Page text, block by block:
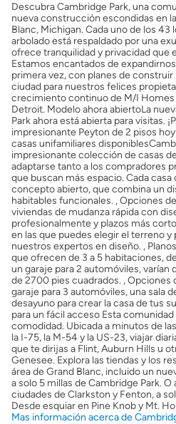
Descubra Cambridge Park, una
nueva construcción escondidas en
Blanc, Michigan. Cada uno de los
arbolado está respaldado por una
ofrece tranquilidad y privacidad que
Estamos encantados de
primera vez, con planes de construir
ciudad para nuestros felices
crecimiento continuo de M/I Homes
Detroit. Modelo ahora abiertoLa
Park ahora está abierta para visitas.
impresionante Peyton de 2 pisos
casas unifamiliares
impresionante colección de casas
adaptarse tanto a los compradores
que buscan más espacio. Cada
concepto abierto, que combina un
habitables funcionales. , Opciones
viviendas de mudanza rápida con
profesionalmente y plazos más
en las que puedes elegir el terreno y
nuestros expertos en diseño. ,
que ofrecen de 3 a 5 habitaciones,
un garaje para 2 automóviles, varían
de 2700 pies cuadrados. , Opciones
garaje para 3 automóviles, una sala
desayuno para crear la casa de tus
para un fácil acceso Esta
comodidad. Ubicada a minutos de
la I-75, la M-54 y la US-23, viajar
que te dirijas a Flint, Auburn Hills u
Genesee. Explora las tiendas y los
área de Grand Blanc, incluido un
a solo 5 millas de Cambridge Park.
ciudades de Clarkston y Fenton, a
Desde esquiar en Pine Knob y Mt.
Mas información acerca de